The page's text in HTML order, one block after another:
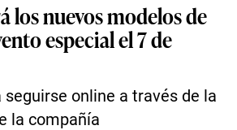
los nuevos modelos de
especial el 7 de
seguirse online a través de la
la compañía